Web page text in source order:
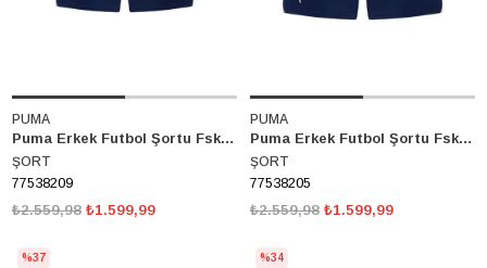
PUMA
Puma Erkek Futbol Şortu Fsk Shorts Fenerbahçe Sk 2024/2025 77538209
ŞORT
77538209
₺1.599,99
₺2.559,98
PUMA
Puma Erkek Futbol Şortu Fsk Shorts Fenerbahçe Sk 2024/2025 77538205
ŞORT
77538205
₺1.599,99
₺2.559,98
%37 %34